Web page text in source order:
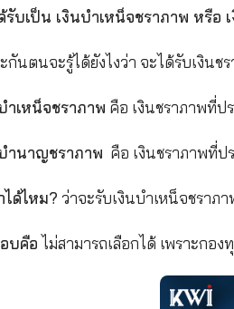
เงินชราภาพ ประกันสังคม ได้
หลักเกณฑ์และเงื่อนไขการได้
- ผู้ประกันตน มาตรา 33 และ
- ผู้ประกันตน มาตรา 40 ต้อง
กลุ่มที่ 2 ทายาทของผู้ประกัน